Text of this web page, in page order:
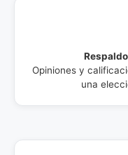
Opiniones y
una